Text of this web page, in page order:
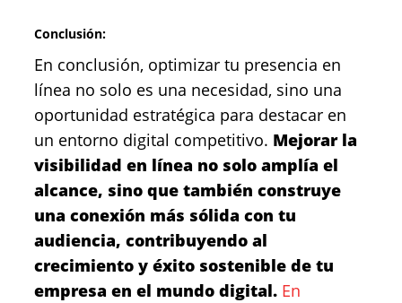
Conclusión:
En conclusión, optimizar tu presencia en
línea no solo es una necesidad, sino una
oportunidad estratégica para destacar en
un entorno digital competitivo. Mejorar la
visibilidad en línea no solo amplía el
alcance, sino que también construye
una conexión más sólida con tu
audiencia, contribuyendo al
crecimiento y éxito sostenible de tu
empresa en el mundo digital. En